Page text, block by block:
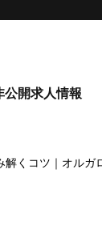
公開求人情報
解くコツ｜オルガ